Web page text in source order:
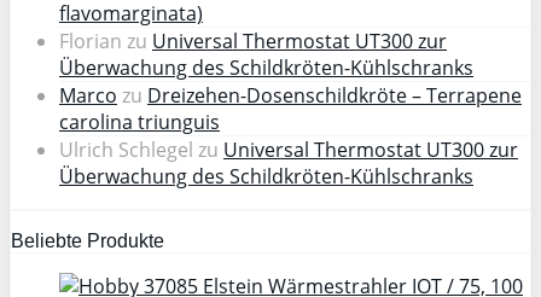
flavomarginata)
Florian zu Universal Thermostat UT300 zur
Überwachung des Schildkröten-Kühlschranks
Marco zu Dreizehen-Dosenschildkröte – Terrapene
carolina triunguis
Ulrich Schlegel zu Universal Thermostat UT300 zur
Überwachung des Schildkröten-Kühlschranks
Beliebte Produkte